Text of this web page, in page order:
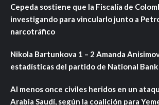
Cepeda sostiene que la Fiscalía de
investigando para vincularlo junto a
narcotráfico
Nikola Bartunkova 1 – 2 Amanda
estadísticas del partido de National
Al menos once civiles heridos en un
Arabia Saudí, según la coalición para